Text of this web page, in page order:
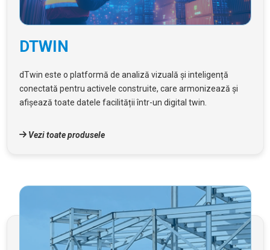
DTWIN
dTwin este o platformă de analiză vizuală și inteligență
conectată pentru activele construite, care armonizează și
afișează toate datele facilității într-un digital twin.
Vezi toate produsele